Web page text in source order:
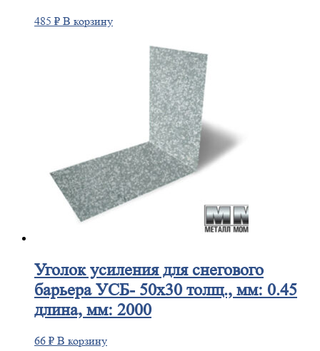
485 ₽ В корзину
Уголокусиления для снегового
барьера УСБ- 50х30 толщ., мм: 0.45
длина, мм: 2000
66 ₽ В корзину